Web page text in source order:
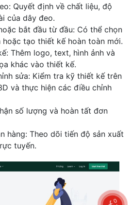
Quyết định về chất liệu, độ
của dây đeo.
bắt đầu từ đầu: Có thể chọn
hoặc tạo thiết kế hoàn toàn mới.
Thêm logo, text, hình ảnh và
khác vào thiết kế.
sửa: Kiểm tra kỹ thiết kế trên
và thực hiện các điều chỉnh
số lượng và hoàn tất đơn
hàng: Theo dõi tiến độ sản xuất
tuyến.
0